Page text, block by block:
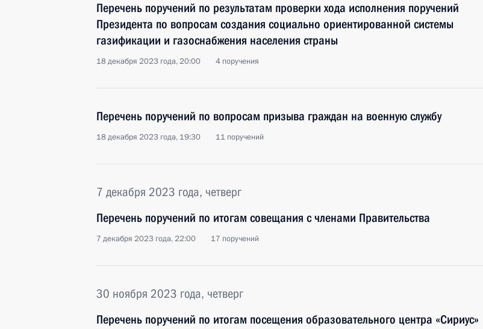
Перечень поручений по результатам проверки хода исполнения поручений
Президента по вопросам создания социально ориентированной системы
газификации и газоснабжения населения страны
18 декабря 2023 года, 20:00 4 поручения
Перечень поручений по вопросам призыва граждан на военную службу
18 декабря 2023 года, 19:30 11 поручений
7 декабря 2023 года, четверг
Перечень поручений по итогам совещания с членами Правительства
7 декабря 2023 года, 22:00 17 поручений
30 ноября 2023 года, четверг
Перечень поручений по итогам посещения образовательного центра «Сириус»